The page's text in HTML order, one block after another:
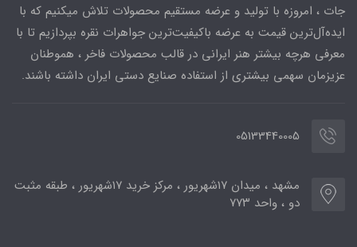
جات ، امروزه با تولید و عرضه مستقیم محصولات تلاش میکنیم که با
ایده‌آل‌ترین قیمت به عرضه باکیفیت‌ترین جواهرات نقره بپردازیم تا با
معرفی هرچه بیشتر هنر ایرانی در قالب محصولات فاخر ، هموطنان
عزیزمان سهمی بیشتری از استفاده صنایع دستی ایران داشته باشند.
05133440005
مشهد ، میدان ۱۷شهریور ، مرکز خرید ۱۷شهریور ، طبقه مثبت
دو ، واحد ۷۷۳